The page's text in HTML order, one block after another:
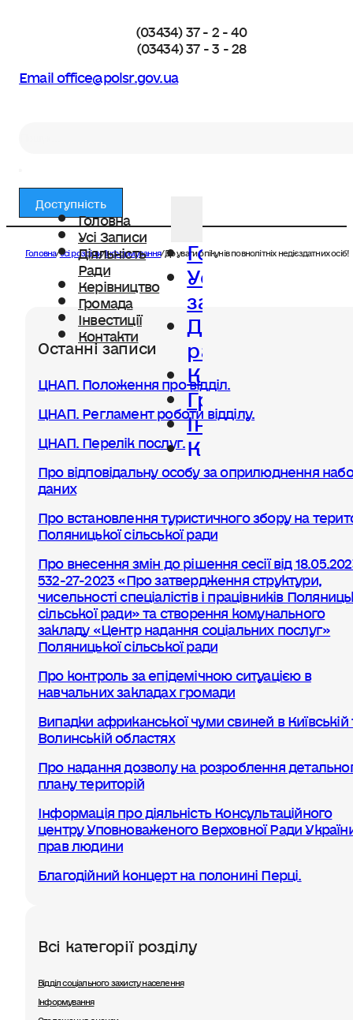
(03434) 37 - 2 - 40
(03434) 37 - 3 - 28
Email office@polsr.gov.ua
Головна
Усі Записи
Діяльність
Ради
Керівництво
Громада
Інвестиції
Контакти
Головна
Усі
записи
Діяльність
ради
Керівництво
Громада
Інвестиції
Контакти
Доступність
Головна/Усі розділи/Інформування/До уваги опікунів повнолітніх недієздатних осіб!
Останні записи
ЦНАП. Положення про відділ.
ЦНАП. Регламент роботи відділу.
ЦНАП. Перелік послуг.
Про відповідальну особу за оприлюднення
даних
Про встановлення туристичного збору на
Поляницької сільської ради
Про внесення змін до рішення сесії від
532-27-2023 «Про затвердження структури,
чисельності спеціалістів і працівників
сільської ради» та створення комунального
закладу «Центр надання соціальних послуг»
Поляницької сільської ради
Про контроль за епідемічною ситуацією в
навчальних закладах громади
Випадки африканської чуми свиней в Київській
Волинській областях
Про надання дозволу на розроблення
плану територій
Інформація про діяльність Консультаційного
центру Уповноваженого Верховної Ради
прав людини
Благодійний концерт на полонині Перці.
Всі категорії розділу
Відділ соціального захисту населення
Інформування